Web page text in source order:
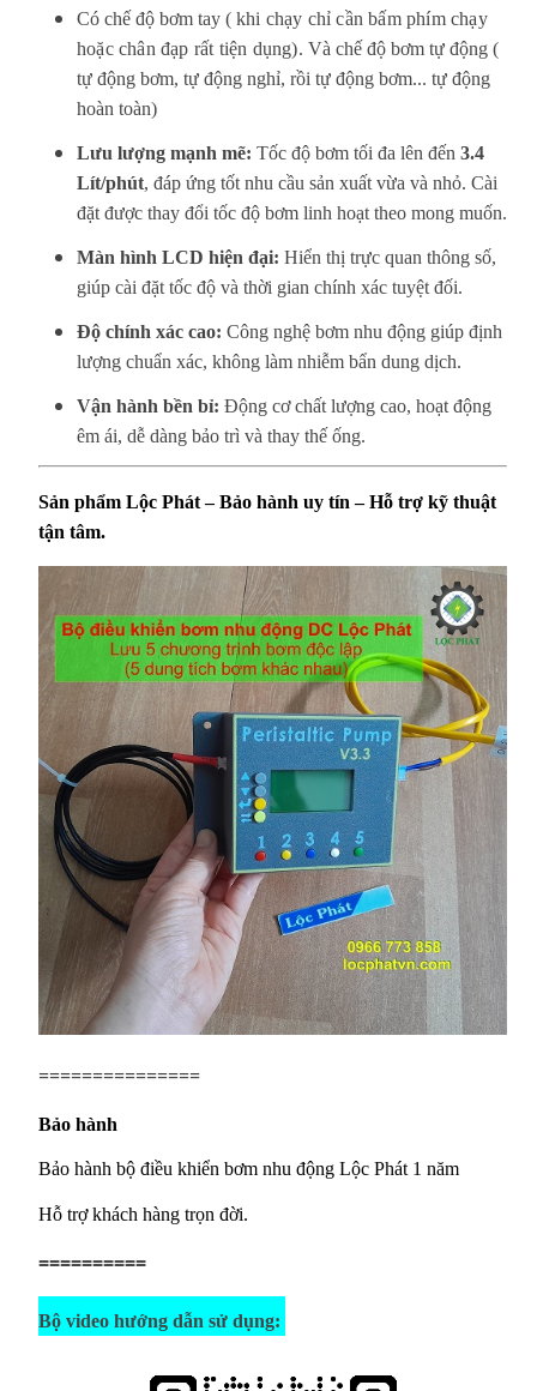
Có chế độ bơm tay ( khi chạy chỉ cần bấm phím chạy
hoặc chân đạp rất tiện dụng). Và chế độ bơm tự động (
tự động bơm, tự động nghỉ, rồi tự động bơm... tự động
hoàn toàn)
Lưu lượng mạnh mẽ: Tốc độ bơm tối đa lên đến 3.4
Lít/phút, đáp ứng tốt nhu cầu sản xuất vừa và nhỏ. Cài
đặt được thay đổi tốc độ bơm linh hoạt theo mong muốn.
Màn hình LCD hiện đại: Hiển thị trực quan thông số,
giúp cài đặt tốc độ và thời gian chính xác tuyệt đối.
Độ chính xác cao: Công nghệ bơm nhu động giúp định
lượng chuẩn xác, không làm nhiễm bẩn dung dịch.
Vận hành bền bỉ: Động cơ chất lượng cao, hoạt động
êm ái, dễ dàng bảo trì và thay thế ống.
Sản phẩm Lộc Phát – Bảo hành uy tín – Hỗ trợ kỹ thuật
tận tâm.
===============
Bảo hành
Bảo hành bộ điều khiển bơm nhu động Lộc Phát 1 năm
Hỗ trợ khách hàng trọn đời.
==========
Bộ video hướng dẫn sử dụng: